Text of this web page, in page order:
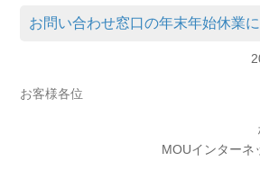
お問い合わせ窓口の年末年始休業
お客様各位
MOUインターネ